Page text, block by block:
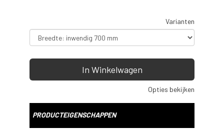
Varianten
In Winkelwagen
Opties bekijken
PRODUCTEIGENSCHAPPEN